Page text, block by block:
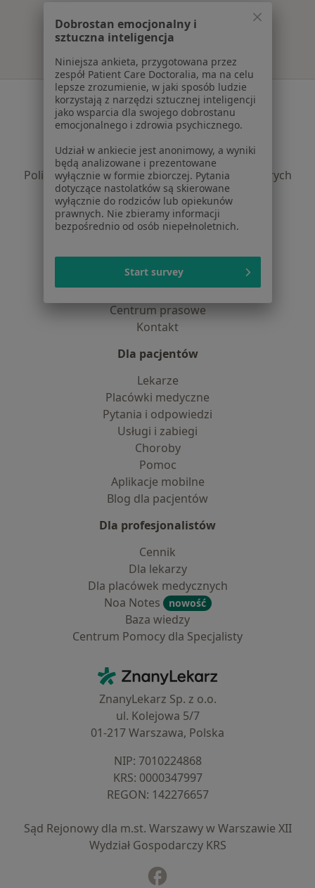
Serwis
Regulamin
Polityka prywatności profesjonalistów
Polityka prywatności dla profesjonalistów, których
dane pozyskaliśmy samodzielnie
Polityka cookies
Jak działają wyniki wyszukiwania
O nas
Praca Rekrutujemy!
Centrum prasowe
Kontakt
Dla pacjentów
Lekarze
Placówki medyczne
Pytania i odpowiedzi
Usługi i zabiegi
Choroby
Pomoc
Aplikacje mobilne
Blog dla pacjentów
Dla profesjonalistów
Cennik
Dla lekarzy
Dla placówek medycznych
Noa Notes
nowość
Baza wiedzy
Centrum Pomocy dla Specjalisty
ZnanyLekarz - Strona główna
ZnanyLekarz Sp. z o.o.
ul. Kolejowa 5/7
01-217 Warszawa, Polska
NIP: ⁠7010224868
KRS: ⁠0000347997
REGON: ⁠142276657
Sąd Rejonowy dla m.st. Warszawy w Warszawie XII
Wydział Gospodarczy KRS
Dobrostan emocjonalny i
sztuczna inteligencja
Niniejsza ankieta, przygotowana przez
zespół Patient Care Doctoralia, ma na celu
lepsze zrozumienie, w jaki sposób ludzie
korzystają z narzędzi sztucznej inteligencji
jako wsparcia dla swojego dobrostanu
emocjonalnego i zdrowia psychicznego.
Udział w ankiecie jest anonimowy, a wyniki
będą analizowane i prezentowane
wyłącznie w formie zbiorczej. Pytania
dotyczące nastolatków są skierowane
wyłącznie do rodziców lub opiekunów
prawnych. Nie zbieramy informacji
bezpośrednio od osób niepełnoletnich.
Start survey